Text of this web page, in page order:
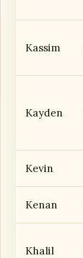
Kassim
Kayden
Kevin
Kenan
Khalil